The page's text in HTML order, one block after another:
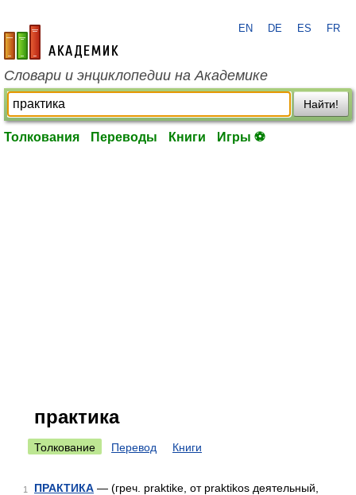
academic.ru
EN DE ES FR
Словари и энциклопедии на Академике
Найти!
Толкования Переводы Книги Игры ⚽
практика
Толкование Перевод Книги
1 ПРАКТИКА — (греч. praktike, от praktikos деятельный,